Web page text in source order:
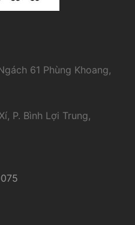
61 Phùng Khoang,
P. Bình Lợi Trung,